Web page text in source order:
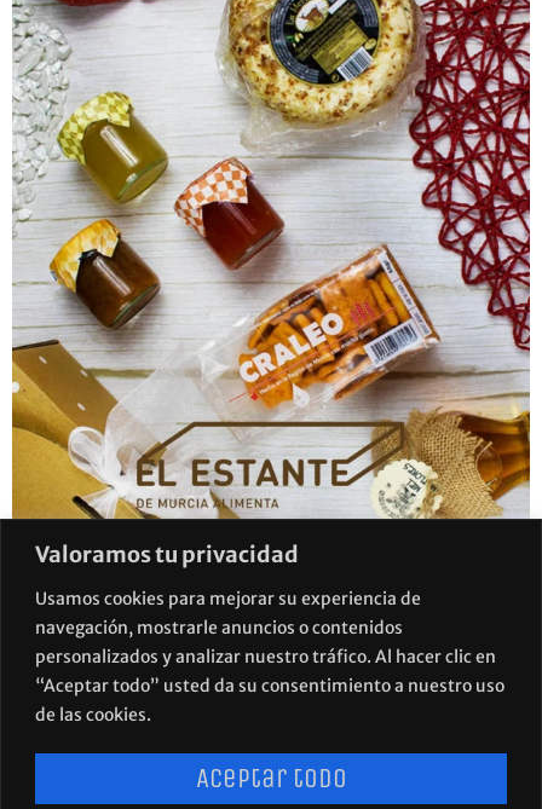
Valoramos tu privacidad
Usamos cookies para mejorar su experiencia de
navegación, mostrarle anuncios o contenidos
personalizados y analizar nuestro tráfico. Al hacer clic en
“Aceptar todo” usted da su consentimiento a nuestro uso
de las cookies.
Aceptar todo